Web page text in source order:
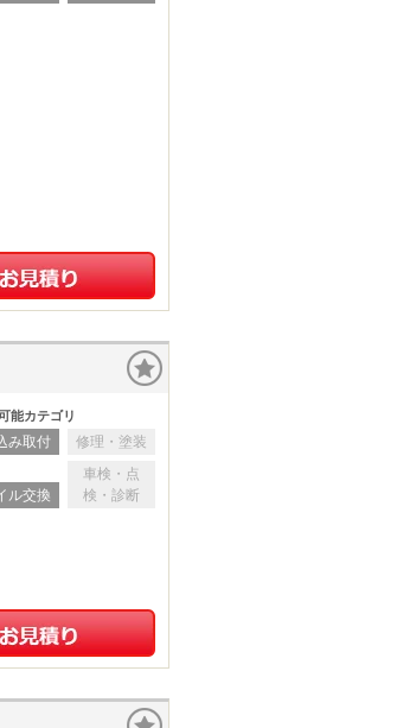
能カテゴリ
み取付 修理・塗装
ル交換
車検・点
検・診断